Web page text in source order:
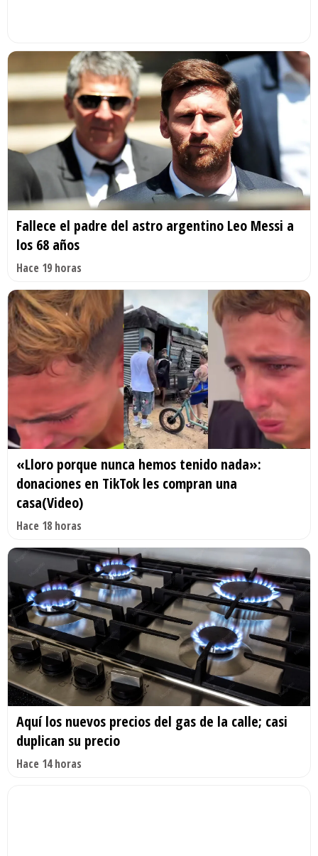
Fallece el padre del astro argentino Leo Messi a
los 68 años
Hace 19 horas
«Lloro porque nunca hemos tenido nada»:
donaciones en TikTok les compran una
casa(Video)
Hace 18 horas
Aquí los nuevos precios del gas de la calle; casi
duplican su precio
Hace 14 horas